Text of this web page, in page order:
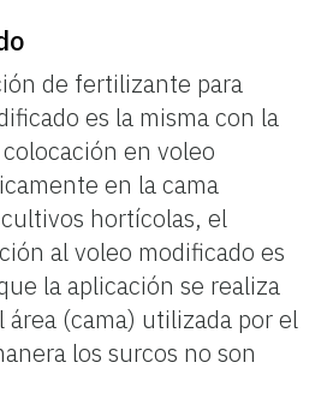
de fertilizante para
es la misma con la
en voleo
en la cama
hortícolas, el
al voleo modificado es
la aplicación se realiza
(cama) utilizada por el
los surcos no son